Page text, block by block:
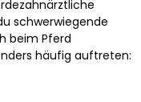
schwerwiegende
beim Pferd
häufig auftreten: